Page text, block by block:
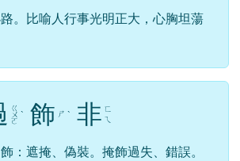
。比喻人行事光明正大，心胸坦蕩
ㄍ
ㄨ
ㄛ
ˋ 飾 ㄕ ˋ 非 ㄈ
ㄟ
：遮掩、偽裝。掩飾過失、錯誤。